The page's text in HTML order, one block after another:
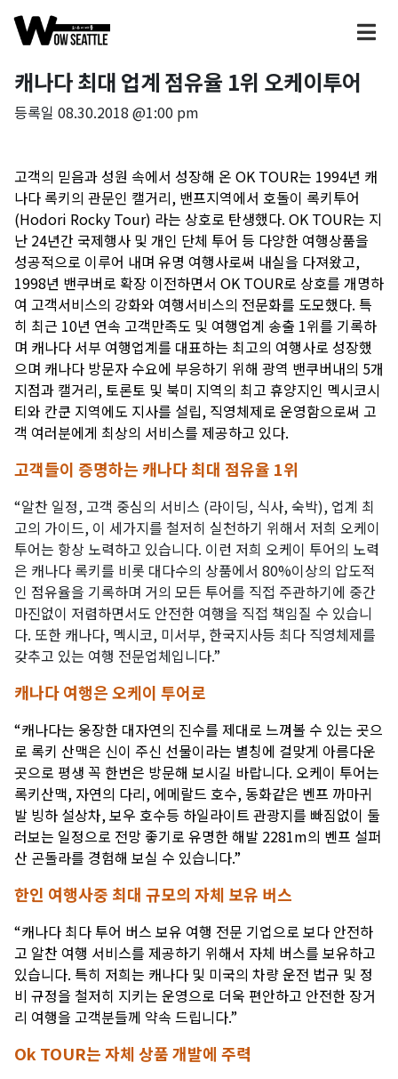
캐나다 최대 업계 점유율 1위 오케이투어
등록일 08.30.2018 @1:00 pm
고객의 믿음과 성원 속에서 성장해 온 OK TOUR는 1994년 캐
나다 록키의 관문인 캘거리, 밴프지역에서 호돌이 록키투어
(Hodori Rocky Tour) 라는 상호로 탄생했다. OK TOUR는 지
난 24년간 국제행사 및 개인 단체 투어 등 다양한 여행상품을
성공적으로 이루어 내며 유명 여행사로써 내실을 다져왔고,
1998년 밴쿠버로 확장 이전하면서 OK TOUR로 상호를 개명하
여 고객서비스의 강화와 여행서비스의 전문화를 도모했다. 특
히 최근 10년 연속 고객만족도 및 여행업계 송출 1위를 기록하
며 캐나다 서부 여행업계를 대표하는 최고의 여행사로 성장했
으며 캐나다 방문자 수요에 부응하기 위해 광역 밴쿠버내의 5개
지점과 캘거리, 토론토 및 북미 지역의 최고 휴양지인 멕시코시
티와 칸쿤 지역에도 지사를 설립, 직영체제로 운영함으로써 고
객 여러분에게 최상의 서비스를 제공하고 있다.
고객들이 증명하는 캐나다 최대 점유율 1위
“알찬 일정, 고객 중심의 서비스 (라이딩, 식사, 숙박), 업계 최
고의 가이드, 이 세가지를 철저히 실천하기 위해서 저희 오케이
투어는 항상 노력하고 있습니다. 이런 저희 오케이 투어의 노력
은 캐나다 록키를 비롯 대다수의 상품에서 80%이상의 압도적
인 점유율을 기록하며 거의 모든 투어를 직접 주관하기에 중간
마진없이 저렴하면서도 안전한 여행을 직접 책임질 수 있습니
다. 또한 캐나다, 멕시코, 미서부, 한국지사등 최다 직영체제를
갖추고 있는 여행 전문업체입니다.”
캐나다 여행은 오케이 투어로
“캐나다는 웅장한 대자연의 진수를 제대로 느껴볼 수 있는 곳으
로 록키 산맥은 신이 주신 선물이라는 별칭에 걸맞게 아름다운
곳으로 평생 꼭 한번은 방문해 보시길 바랍니다. 오케이 투어는
록키산맥, 자연의 다리, 에메랄드 호수, 동화같은 벤프 까마귀
발 빙하 설상차, 보우 호수등 하일라이트 관광지를 빠짐없이 둘
러보는 일정으로 전망 좋기로 유명한 해발 2281m의 벤프 설퍼
산 곤돌라를 경험해 보실 수 있습니다.”
한인 여행사중 최대 규모의 자체 보유 버스
“캐나다 최다 투어 버스 보유 여행 전문 기업으로 보다 안전하
고 알찬 여행 서비스를 제공하기 위해서 자체 버스를 보유하고
있습니다. 특히 저희는 캐나다 및 미국의 차량 운전 법규 및 정
비 규정을 철저히 지키는 운영으로 더욱 편안하고 안전한 장거
리 여행을 고객분들께 약속 드립니다.”
Ok TOUR는 자체 상품 개발에 주력